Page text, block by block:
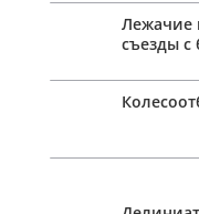
Лежачие
съезды с